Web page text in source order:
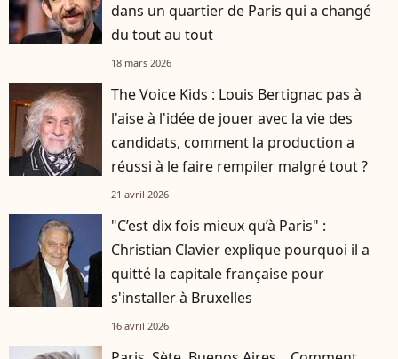
dans un quartier de Paris qui a changé
du tout au tout
18 mars 2026
The Voice Kids : Louis Bertignac pas à
l'aise à l'idée de jouer avec la vie des
candidats, comment la production a
réussi à le faire rempiler malgré tout ?
21 avril 2026
"C’est dix fois mieux qu’à Paris" :
Christian Clavier explique pourquoi il a
quitté la capitale française pour
s'installer à Bruxelles
16 avril 2026